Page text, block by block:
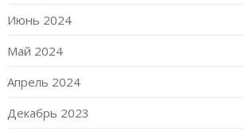
Июнь 2024
Май 2024
Апрель 2024
Декабрь 2023